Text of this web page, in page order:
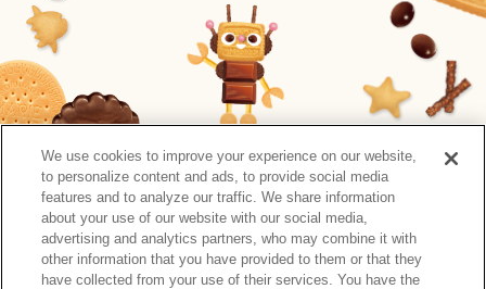
森永製菓公式アカウント一覧
We use cookies to improve your experience on our website,
to personalize content and ads, to provide social media
features and to analyze our traffic. We share information
about your use of our website with our social media,
advertising and analytics partners, who may combine it with
other information that you have provided to them or that they
have collected from your use of their services. You have the